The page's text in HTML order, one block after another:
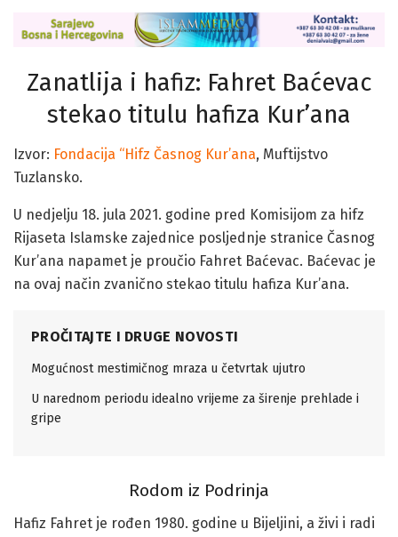
Zanatlija i hafiz: Fahret Baćevac
stekao titulu hafiza Kur’ana
Izvor: Fondacija “Hifz Časnog Kur’ana, Muftijstvo
Tuzlansko.
U nedjelju 18. jula 2021. godine pred Komisijom za hifz
Rijaseta Islamske zajednice posljednje stranice Časnog
Kur’ana napamet je proučio Fahret Baćevac. Baćevac je
na ovaj način zvanično stekao titulu hafiza Kur’ana.
PROČITAJTE I DRUGE NOVOSTI
Mogućnost mestimičnog mraza u četvrtak ujutro
U narednom periodu idealno vrijeme za širenje prehlade i
gripe
Rodom iz Podrinja
Hafiz Fahret je rođen 1980. godine u Bijeljini, a živi i radi